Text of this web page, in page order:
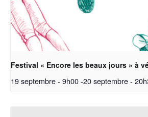
Festival « Encore les beaux jours » à
19 septembre - 9h00-20 septembre -